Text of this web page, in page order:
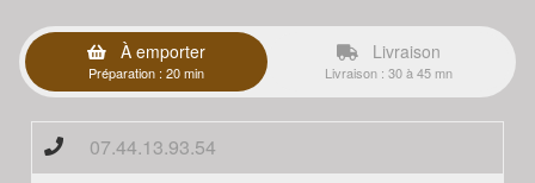
À emporter
Préparation : 20 min
Livraison
Livraison : 30 à 45 mn
07.44.13.93.54